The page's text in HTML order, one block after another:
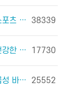
스포츠 손상과 안전(족관절(발목 관절) 손상) 외 2건 38339
건강한 체중조절을 위한 식사 외 6건 17730
급성 바이러스 위장관염 외 2건 25552